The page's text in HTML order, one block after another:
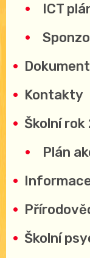
ICT
Kontakty
Školní
Plán
Školní